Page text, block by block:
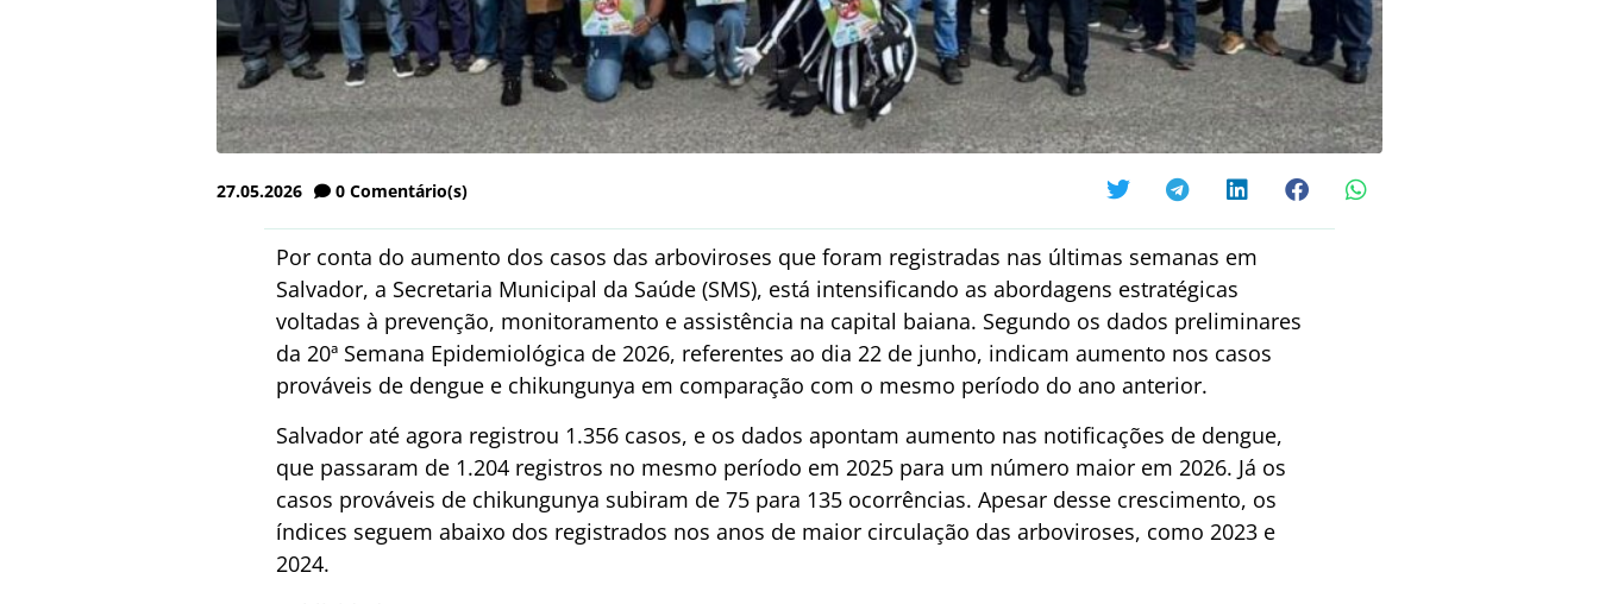
27.05.2026 0 Comentário(s)
Por conta do aumento dos casos das arboviroses que foram registradas nas últimas semanas em
Salvador, a Secretaria Municipal da Saúde (SMS), está intensificando as abordagens estratégicas
voltadas à prevenção, monitoramento e assistência na capital baiana. Segundo os dados preliminares
da 20ª Semana Epidemiológica de 2026, referentes ao dia 22 de junho, indicam aumento nos casos
prováveis de dengue e chikungunya em comparação com o mesmo período do ano anterior.
Salvador até agora registrou 1.356 casos, e os dados apontam aumento nas notificações de dengue,
que passaram de 1.204 registros no mesmo período em 2025 para um número maior em 2026. Já os
casos prováveis de chikungunya subiram de 75 para 135 ocorrências. Apesar desse crescimento, os
índices seguem abaixo dos registrados nos anos de maior circulação das arboviroses, como 2023 e
2024.